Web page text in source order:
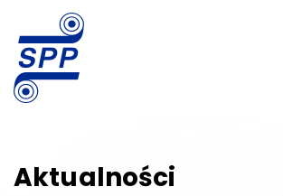
Aktualności